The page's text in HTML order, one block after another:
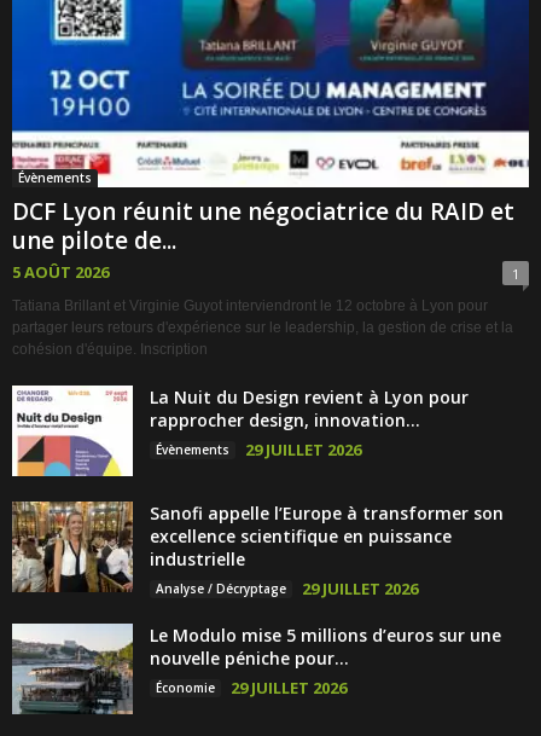
Évènements
DCF Lyon réunit une négociatrice du RAID et
une pilote de...
5 AOÛT 2026 1
Tatiana Brillant et Virginie Guyot interviendront le 12 octobre à Lyon pour
partager leurs retours d'expérience sur le leadership, la gestion de crise et la
cohésion d'équipe. Inscription
La Nuit du Design revient à Lyon pour
rapprocher design, innovation...
Évènements 29 JUILLET 2026
Sanofi appelle l’Europe à transformer son
excellence scientifique en puissance
industrielle
Analyse / Décryptage 29 JUILLET 2026
Le Modulo mise 5 millions d’euros sur une
nouvelle péniche pour...
Économie 29 JUILLET 2026